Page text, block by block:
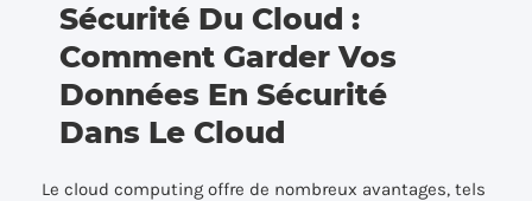
Sécurité Du Cloud :
Comment Garder Vos
Données En Sécurité
Dans Le Cloud
Le cloud computing offre de nombreux avantages, tels